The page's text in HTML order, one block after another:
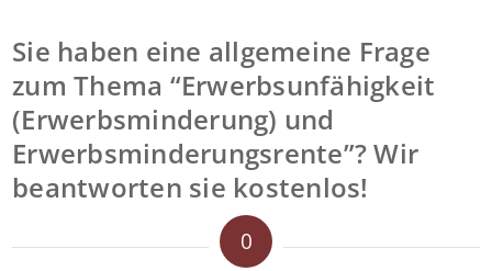
Sie haben eine allgemeine Frage
zum Thema “Erwerbsunfähigkeit
(Erwerbsminderung) und
Erwerbsminderungsrente”? Wir
beantworten sie kostenlos!
0